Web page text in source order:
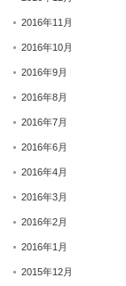
2016年11月
2016年10月
2016年9月
2016年8月
2016年7月
2016年6月
2016年4月
2016年3月
2016年2月
2016年1月
2015年12月